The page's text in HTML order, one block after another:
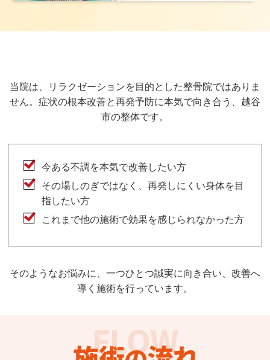
当院は、リラクゼーションを目的とした整骨院ではありま
せん。症状の根本改善と再発予防に本気で向き合う、越谷
市の整体です。
今ある不調を本気で改善したい方
その場しのぎではなく、再発しにくい身体を目
指したい方
これまで他の施術で効果を感じられなかった方
そのようなお悩みに、一つひとつ誠実に向き合い、改善へ
導く施術を行っています。